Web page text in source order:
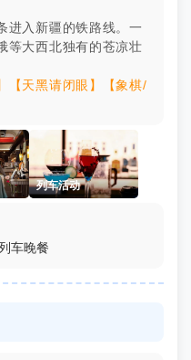
进入新疆的铁路线。一
等大西北独有的苍凉壮
【天黑请闭眼】【象棋/
列车活动
车晚餐